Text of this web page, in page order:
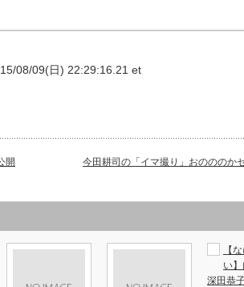
08/09(日) 22:29:16.21 et
開
今田耕司の「イマ撮り」おのののか
【
い】
深田恭